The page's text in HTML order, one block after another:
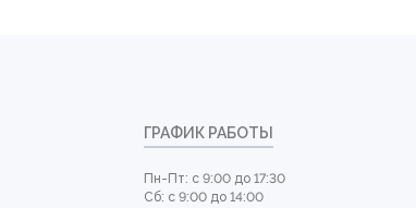
ГРАФИК РАБОТЫ
Пн-Пт: с 9:00 до 17:30
Сб: с 9:00 до 14:00